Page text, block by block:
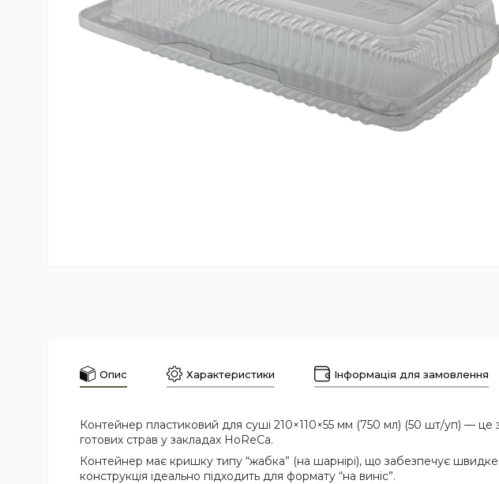
Опис Характеристики Інформація для замовлення
Контейнер пластиковий для суші 210×110×55 мм (750 мл) (50 шт/уп) — це
готових страв у закладах HoReCa.
Контейнер має кришку типу “жабка” (на шарнірі), що забезпечує швидке
конструкція ідеально підходить для формату “на виніс”.